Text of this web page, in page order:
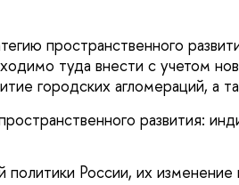
пространственного
туда внести с учетом
городских агломераций, а
развития:
политики России, их изменение